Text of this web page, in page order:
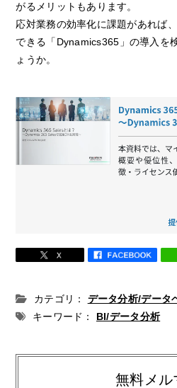
がるメリットもあります。
応対業務の効率化に課題があれば
できる「Dynamics365」の導入を
ょうか。
カテゴリ：
データ分析/データ
キーワード：
BI/データ分析
無料メル